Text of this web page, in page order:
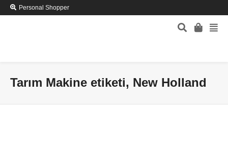
Personal Shopper
Tarım Makine etiketi, New Holland